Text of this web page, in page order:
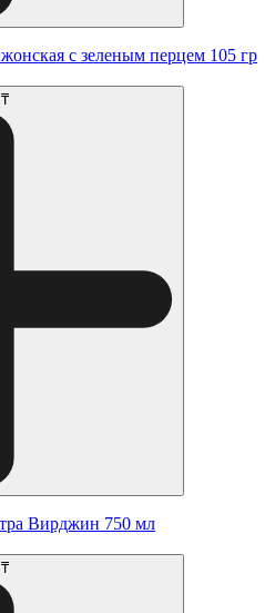
с зеленым перцем 105 гр
Вирджин 750 мл